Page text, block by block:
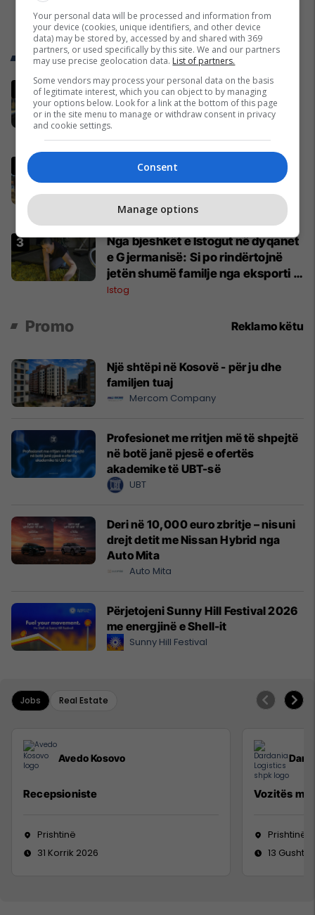
Trend Telegrafi
Bislimi: Në Kongresin Amerikan
është paraqitur rezoluta që
kundërshton mbajtjen e
Asamblesë Parlamentare të
OSBE-së në Beograd
Kosovë
Pesë ditë pas marrjes së detyrës,
shefi i ri i ushtrisë ukrainase
urdhëron kontroll të madh
Evropa
Nga bjeshkët e Istogut në dyqanet
e Gjermanisë: Si po rindërtojnë
jetën shumë familje nga eksporti i
bimëve mjekësore
Istog
Promo Reklamo këtu
Një shtëpi në Kosovë - për ju dhe
familjen tuaj
Mercom Company
Profesionet me rritjen më të shpejtë
në botë janë pjesë e ofertës
akademike të UBT-së
UBT
Deri në 10,000 euro zbritje – nisuni
drejt detit me Nissan Hybrid nga
Auto Mita
Auto Mita
Përjetojeni Sunny Hill Festival 2026
me energjinë e Shell-it
Sunny Hill Festival
Jobs Real Estate
Avedo Kosovo
Recepsioniste
Prishtinë
31 Korrik 2026
Vozitës me
Prishtinë
13 Gusht
Your personal data will be processed and information from
your device (cookies, unique identifiers, and other device
data) may be stored by, accessed by and shared with 369
partners, or used specifically by this site. We and our partners
may use precise geolocation data. List of partners.
Some vendors may process your personal data on the basis
of legitimate interest, which you can object to by managing
your options below. Look for a link at the bottom of this page
or in the site menu to manage or withdraw consent in privacy
and cookie settings.
Consent
Manage options